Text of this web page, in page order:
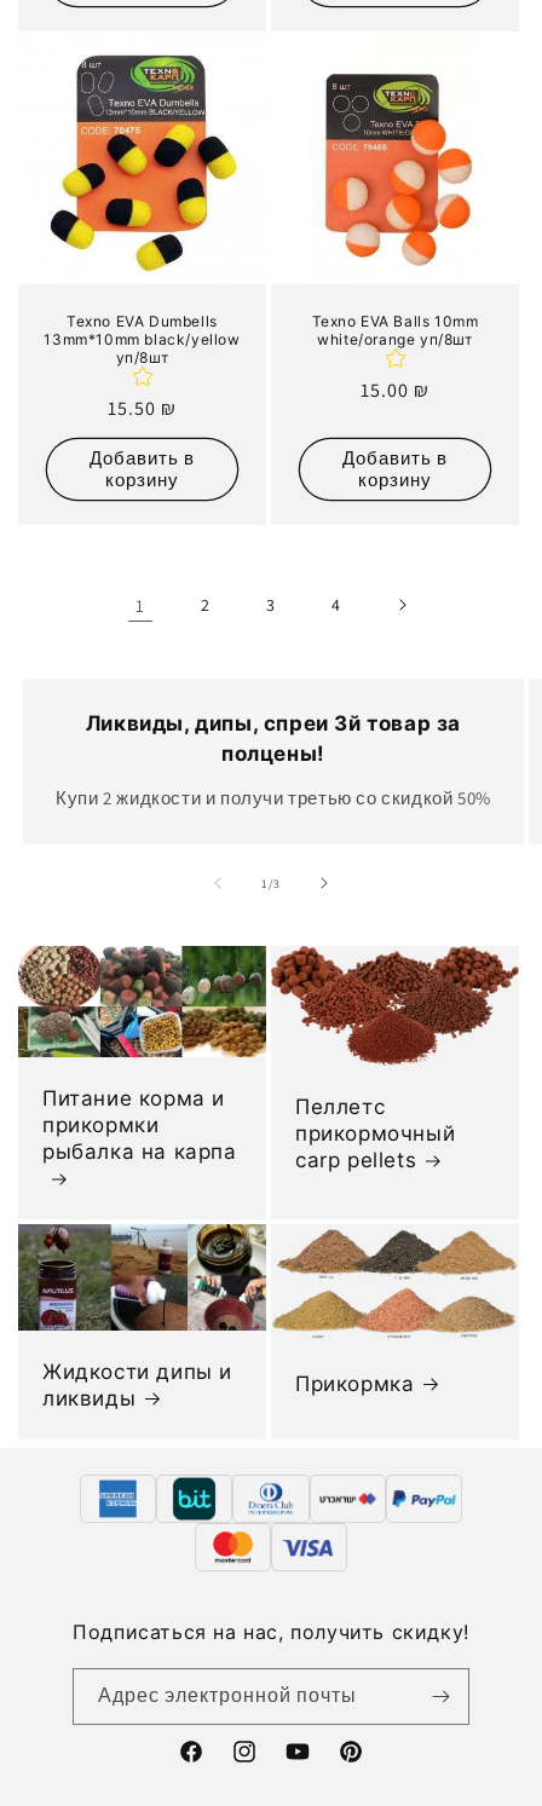
Texno EVA Dumbells
13mm*10mm black/yellow
уп/8шт
Обычная
цена
15.50 ₪
Добавить в
корзину
Texno EVA Balls 10mm
white/orange уп/8шт
Обычная
15.00 ₪
Добавить в
корзину
1 2 3 4
Ликвиды, дипы, спреи 3й товар за
полцены!
Купи 2 жидкости и получи третью со скидкой 50%
1 /из
3
Питание корма и
прикормки
рыбалка на карпа
Пеллетс
прикормочный
carp pellets
Жидкости дипы и
ликвиды
Прикормка
Подписаться на нас, получить скидку!
Адрес электронной почты
FacebookInstagramYouTubePinterest